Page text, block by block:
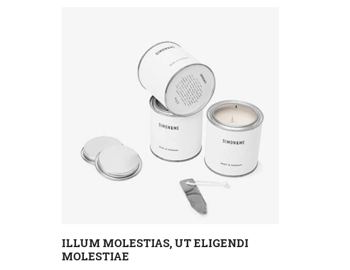
ILLUM MOLESTIAS, UT ELIGENDI
MOLESTIAE